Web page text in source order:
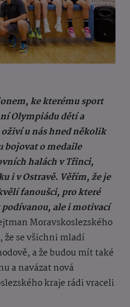
ke kterému sport
Olympiádu dětí a
u nás hned několik
o medaile
halách v Třinci,
i v Ostravě. Věřím, že je
fanoušci, pro které
podívanou, ale i motivací
Moravskoslezského
že se všichni mladí
a že budou mít také
a navázat nová
kraje rádi vraceli